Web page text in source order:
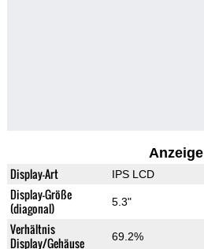
Anzeige
Display-Art IPS LCD
Display-Größe
(diagonal)
5.3"
Verhältnis
Display/Gehäuse
69.2%